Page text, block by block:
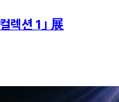
렉션 1｣ 展